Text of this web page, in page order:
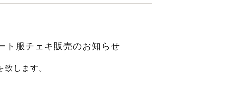
ト服チェキ販売のお知らせ
します。